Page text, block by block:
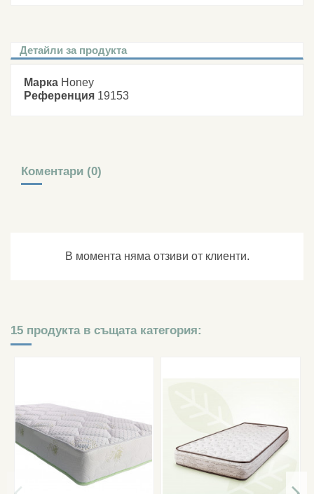
Детайли за продукта
Марка Honey
Референция 19153
Коментари (0)
В момента няма отзиви от клиенти.
15 продукта в същата категория: